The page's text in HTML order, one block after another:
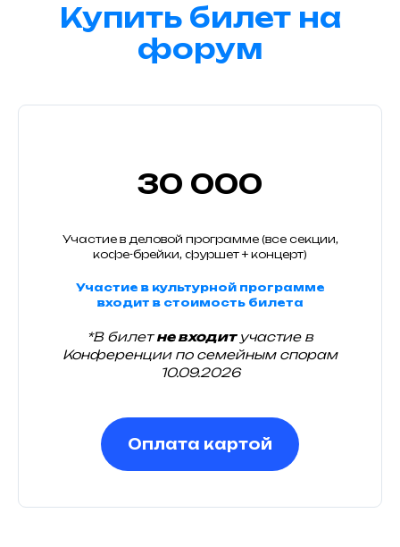
Купить билет на
форум
30 000
Участие в деловой программе (все секции,
кофе-брейки, фуршет + концерт)
Участие в культурной программе
входит в стоимость билета
*В билетне входитучастие в
Конференции по семейным спорам
10.09.2026
Оплата картой